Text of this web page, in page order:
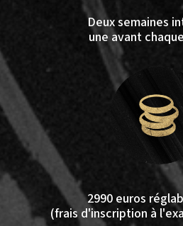
Deux semaines
une avant
2990 euros
(frais d'inscription à